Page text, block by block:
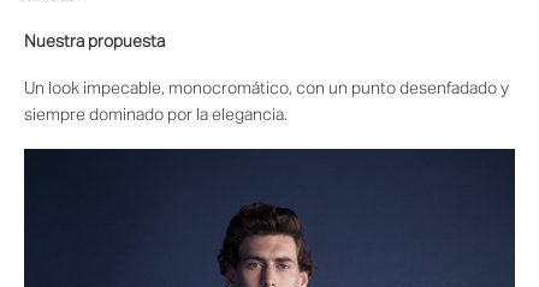
Nuestra propuesta
Un look impecable, monocromático, con un punto desenfadado y
siempre dominado por la elegancia.